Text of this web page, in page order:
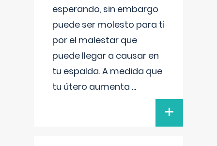
esperando, sin embargo
puede ser molesto para ti
por el malestar que
puede llegar a causar en
tu espalda. A medida que
tu útero aumenta ...
+